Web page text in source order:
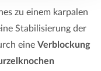
zu einem karpalen
Stabilisierung der
eine Verblockung